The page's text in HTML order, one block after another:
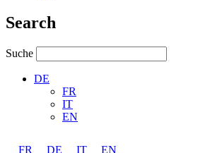
Search
Suche
DE
FR
IT
EN
FR DE IT EN